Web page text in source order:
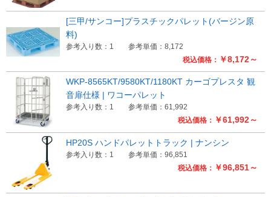
税込価格： ￥8,172～
[三甲/サンコー]プラスチックパレット(バージン原
料)
参考入り数：1 参考単価：8,172
税込価格： ￥61,992～
WKP-8565KT/9580KT/1180KT カーゴプレスタ 観
音扉仕様 | ワコーパレット
参考入り数：1 参考単価：61,992
税込価格： ￥96,851～
HP20S ハンドパレットトラック | ナンシン
参考入り数：1 参考単価：96,851